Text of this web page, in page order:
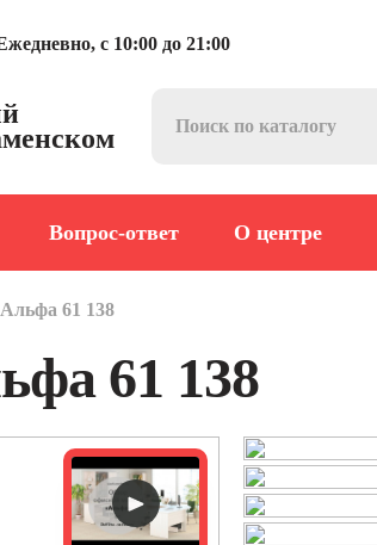
с 10:00 до 21:00
Вопрос-ответ О центре
61 138
61 138